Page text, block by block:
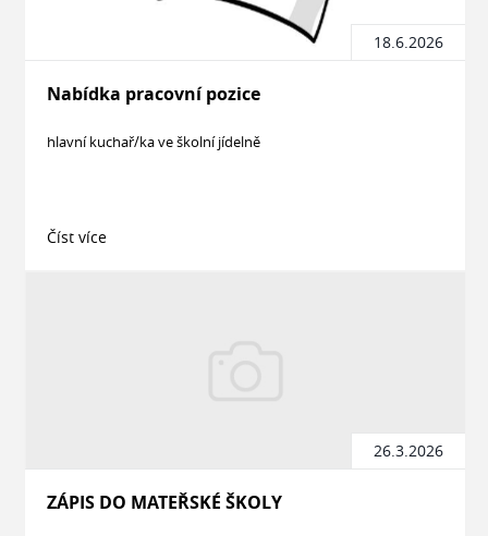
18.6.2026
Nabídka pracovní pozice
hlavní kuchař/ka ve školní jídelně
Číst více
26.3.2026
ZÁPIS DO MATEŘSKÉ ŠKOLY